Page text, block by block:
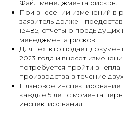
Файл менеджмента рисков.
При внесении изменений в
заявитель должен
13485, отчеты о предыдущих
менеджмента рисков.
Для тех, кто подает
2023 года и внесет
потребуется пройти
производства в течение
Плановое инспектирование
каждые 5 лет с момента
инспектирования.